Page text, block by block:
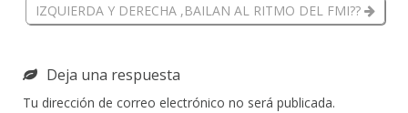
IZQUIERDA Y DERECHA ,BAILAN AL RITMO DEL FMI??
Deja una respuesta
Tu dirección de correo electrónico no será publicada.